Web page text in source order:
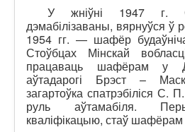
У жніўні 1947 г.
дэмабілізаваны, вярнуўся
1954 гг. — шафёр
Стоўбцах Мінскай
працаваць шафёрам у
аўтадарогі Брэст –
загартоўка спатрэбіліся С.
руль аўтамабіля.
кваліфікацыю, стаў